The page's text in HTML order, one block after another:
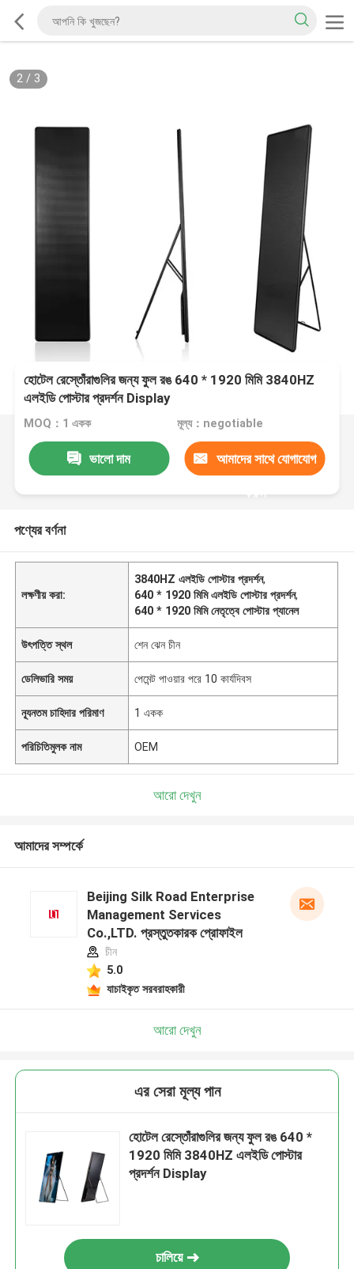
2/ 3
হোটেল রেস্তোঁরাগুলির জন্য ফুল রঙ 640 * 1920 মিমি 3840HZ
এলইডি পোস্টার প্রদর্শন Display
MOQ：1 একক মূল্য：negotiable
ভালো দাম আমাদের সাথে যোগাযোগ
করুন
পণ্যের বর্ণনা
লক্ষণীয় করা:
3840HZ এলইডি পোস্টার প্রদর্শন,
640 * 1920 মিমি এলইডি পোস্টার প্রদর্শন,
640 * 1920 মিমি নেতৃত্বে পোস্টার প্যানেল
উৎপত্তি স্থল শেন ঝেন চীন
ডেলিভারি সময় পেমেন্ট পাওয়ার পরে 10 কার্যদিবস
ন্যূনতম চাহিদার পরিমাণ 1 একক
পরিচিতিমুলক নাম OEM
আরো দেখুন
আমাদের সম্পর্কে
Beijing Silk Road Enterprise
Management Services
Co.,LTD. প্রস্তুতকারক প্রোফাইল
চীন
5.0
যাচাইকৃত সরবরাহকারী
আরো দেখুন
এর সেরা মূল্য পান
হোটেল রেস্তোঁরাগুলির জন্য ফুল রঙ 640 *
1920 মিমি 3840HZ এলইডি পোস্টার
প্রদর্শন Display
চালিয়ে